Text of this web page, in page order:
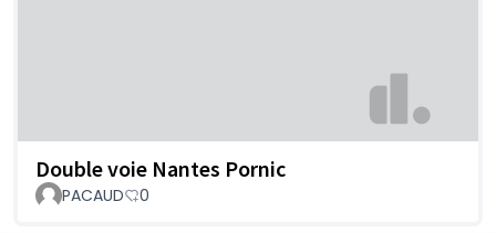
Double voie Nantes Pornic
PACAUD 0